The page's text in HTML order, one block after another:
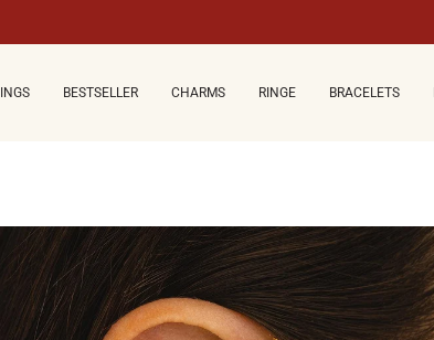
BESTSELLER CHARMS RINGE BRACELETS